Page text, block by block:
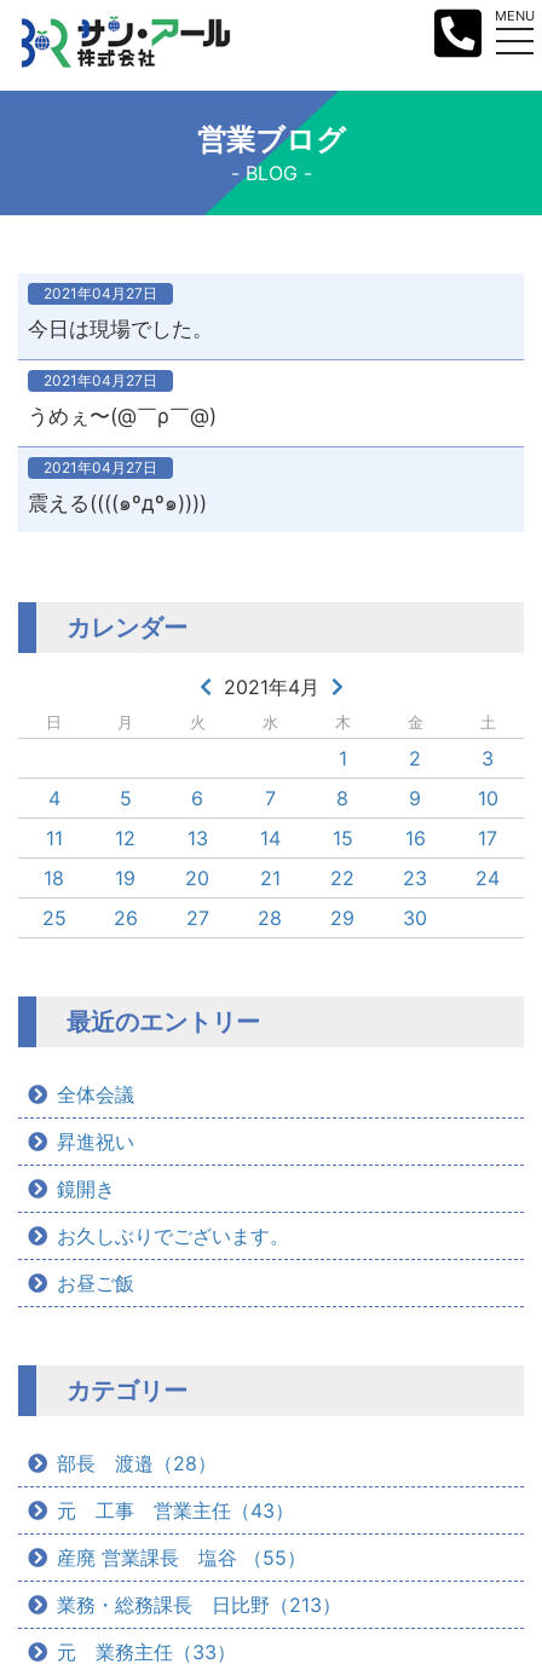
MENU
営業ブログ
BLOG
2021年04月27日
今日は現場でした。
2021年04月27日
うめぇ〜(@￣ρ￣@)
2021年04月27日
震える((((๑ºдº๑))))
カレンダー
2021年4月
日 月 火 水 木 金 土
1 2
3
4
5 6 7 8 9
10
11
12 13 14 15 16
17
18
19 20 21 22 23
24
25
26 27 28 29 30
最近のエントリー
全体会議
昇進祝い
鏡開き
お久しぶりでございます。
お昼ご飯
カテゴリー
部長 渡邉（28）
元 工事 営業主任（43）
産廃 営業課長 塩谷 （55）
業務・総務課長 日比野（213）
元 業務主任（33）